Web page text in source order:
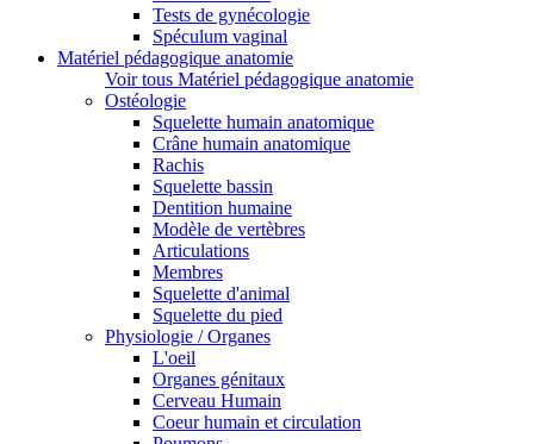
Tests de gynécologie
Spéculum vaginal
Matériel pédagogique anatomie
Voir tous Matériel pédagogique anatomie
Ostéologie
Squelette humain anatomique
Crâne humain anatomique
Rachis
Squelette bassin
Dentition humaine
Modèle de vertèbres
Articulations
Membres
Squelette d'animal
Squelette du pied
Physiologie / Organes
L'oeil
Organes génitaux
Cerveau Humain
Coeur humain et circulation